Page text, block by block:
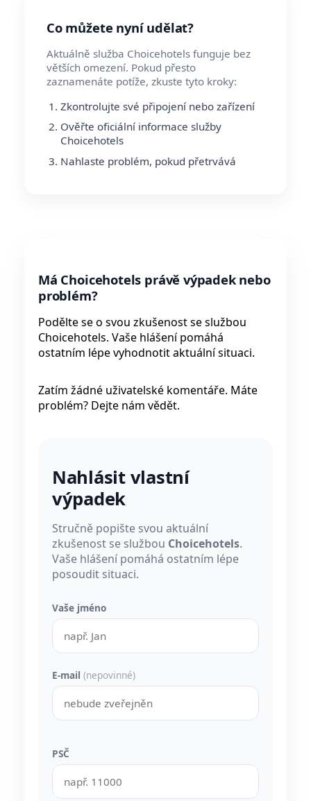
Co můžete nyní udělat?
Aktuálně služba Choicehotels funguje bez
větších omezení. Pokud přesto
zaznamenáte potíže, zkuste tyto kroky:
Zkontrolujte své připojení nebo zařízení
Ověřte oficiální informace služby
Choicehotels
Nahlaste problém, pokud přetrvává
Má Choicehotels právě výpadek nebo
problém?
Podělte se o svou zkušenost se službou
Choicehotels. Vaše hlášení pomáhá
ostatním lépe vyhodnotit aktuální situaci.
Zatím žádné uživatelské komentáře. Máte
problém? Dejte nám vědět.
Nahlásit vlastní
výpadek
Stručně popište svou aktuální
zkušenost se službou Choicehotels.
Vaše hlášení pomáhá ostatním lépe
posoudit situaci.
Vaše jméno
E-mail (nepovinné)
PSČ